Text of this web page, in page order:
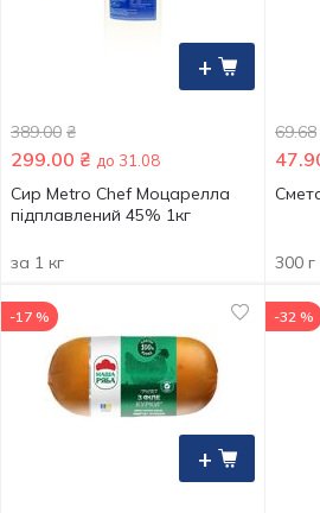
+
389.00 ₴
299.00 ₴ до 31.08
Сир Metro Chef Моцарелла
підплавлений 45% 1кг
за 1 кг
69.68
300 г
+
-17 % -32 %